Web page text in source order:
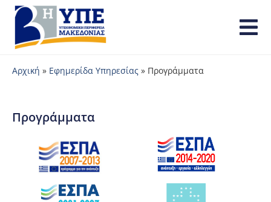
Αρχική » Εφημερίδα Υπηρεσίας » Προγράμματα
Προγράμματα